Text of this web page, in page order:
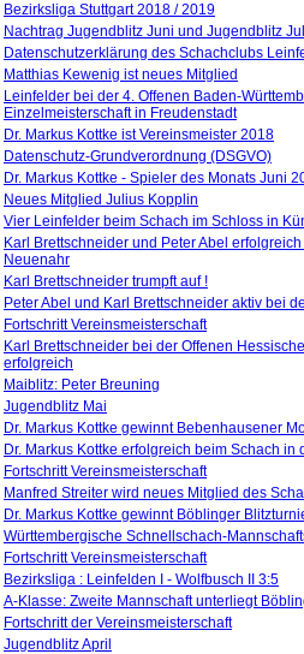
Bezirksliga Stuttgart 2018 / 2019
Nachtrag Jugendblitz Juni und Jugendblitz
Datenschutzerklärung des Schachclubs
Matthias Kewenig ist neues Mitglied
Leinfelder bei der 4. Offenen Baden-
Einzelmeisterschaft in Freudenstadt
Dr. Markus Kottke ist Vereinsmeister 2018
Datenschutz-Grundverordnung (DSGVO)
Dr. Markus Kottke - Spieler des Monats Juni
Neues Mitglied Julius Kopplin
Vier Leinfelder beim Schach im Schloss in
Karl Brettschneider und Peter Abel
Neuenahr
Karl Brettschneider trumpft auf !
Peter Abel und Karl Brettschneider aktiv bei
Fortschritt Vereinsmeisterschaft
Karl Brettschneider bei der Offenen
erfolgreich
Maiblitz: Peter Breuning
Jugendblitz Mai
Dr. Markus Kottke gewinnt Bebenhausener
Dr. Markus Kottke erfolgreich beim Schach
Fortschritt Vereinsmeisterschaft
Manfred Streiter wird neues Mitglied des
Dr. Markus Kottke gewinnt Böblinger
Württembergische Schnellschach-
Fortschritt Vereinsmeisterschaft
Bezirksliga : Leinfelden I - Wolfbusch II 3:5
A-Klasse: Zweite Mannschaft unterliegt
Fortschritt der Vereinsmeisterschaft
Jugendblitz April